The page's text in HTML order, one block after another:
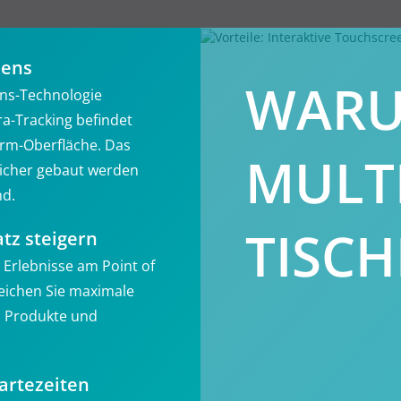
Technologie
Tracking befindet
Oberfläche. Das
gebaut werden
steigern
am Point of
Sie maximale
Produkte und